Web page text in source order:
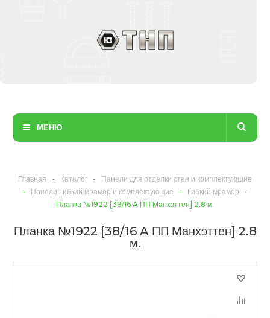
МЕНЮ
Главная - Каталог -
Панели для отделки стен и комплектующие
-
Панели Гибкий мрамор и комплектующие - Гибкий мрамор
-
Планка №1922 [38/16 A ПП Манхэттен] 2.8 м.
Планка №1922 [38/16 A ПП Манхэттен] 2.8
м.